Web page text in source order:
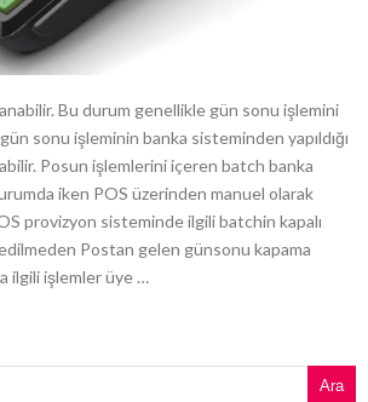
Bu durum genellikle gün sonu işlemini
sonu işleminin banka sisteminden yapıldığı
Posun işlemlerini içeren batch banka
iken POS üzerinden manuel olarak
provizyon sisteminde ilgili batchin kapalı
Postan gelen günsonu kapama
ilgili işlemler üye …